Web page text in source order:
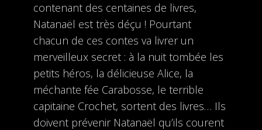
contenant des centaines de livres,
Natanaël est très déçu ! Pourtant
chacun de ces contes va livrer un
merveilleux secret : à la nuit tombée les
petits héros, la délicieuse Alice, la
méchante fée Carabosse, le terrible
capitaine Crochet, sortent des livres… Ils
doivent prévenir Natanaël qu’ils courent